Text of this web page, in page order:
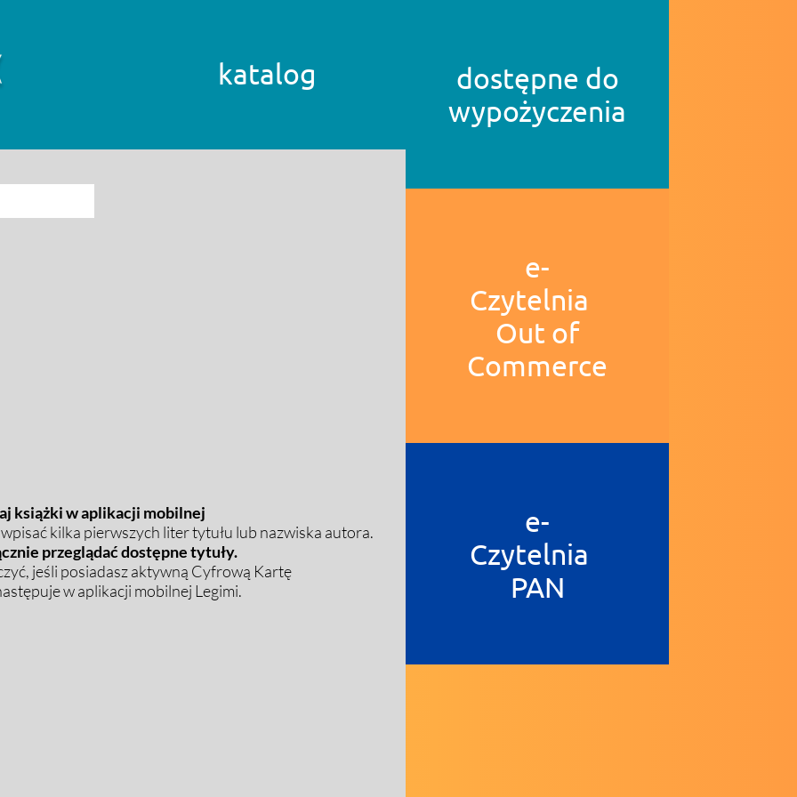
katalog
książki w aplikacji mobilnej
kilka pierwszych liter tytułu lub nazwiska autora.
przeglądać dostępne tytuły.
jeśli posiadasz aktywną Cyfrową Kartę
w aplikacji mobilnej Legimi.
dostępne do
wypożyczenia
e-
Czytelnia
Out of
Commerce
e-
Czytelnia
PAN